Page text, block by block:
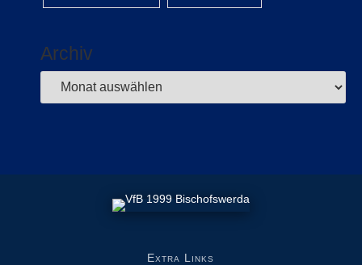
Archiv
Extra Links